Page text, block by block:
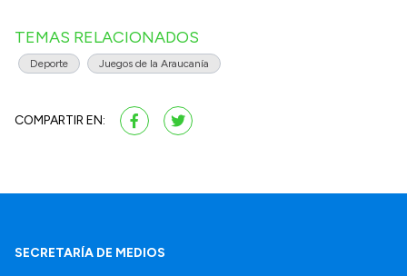
TEMAS RELACIONADOS
Deporte Juegos de la Araucanía
COMPARTIR EN:
SECRETARÍA DE MEDIOS